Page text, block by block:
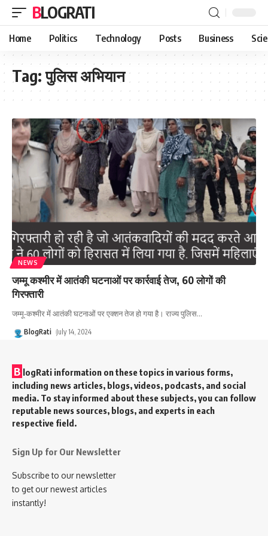
BLOGRATI
Home Politics Technology Posts Business
Tag:पुलिस अभियान
NEWS
जम्मू कश्मीर में आतंकी घटनाओं पर कार्रवाई तेज, 60 लोगों की
गिरफ्तारी
जम्मू-कश्मीर में आतंकी घटनाओं पर एक्शन तेज हो गया है। राज्य पुलिस…
BlogRati July 14, 2024
B logRati information on these topics in various forms,
including news articles, blogs, videos, podcasts, and social
media. To stay informed about these subjects, you can follow
reputable news sources, blogs, and experts in each
respective field.
Sign Up for Our Newsletter
Subscribe to our newsletter
to get our newest articles
instantly!